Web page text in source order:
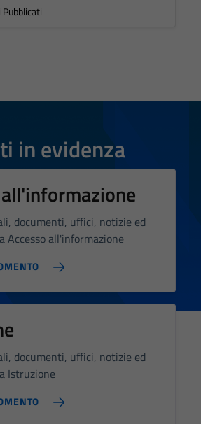
in evidenza
documenti, uffici, notizie ed
Accesso all'informazione
documenti, uffici, notizie ed
Istruzione